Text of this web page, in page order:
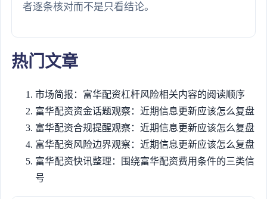
者逐条核对而不是只看结论。
热门文章
市场简报：富华配资杠杆风险相关内容的阅读顺序
富华配资资金话题观察：近期信息更新应该怎么复盘
富华配资合规提醒观察：近期信息更新应该怎么复盘
富华配资风险边界观察：近期信息更新应该怎么复盘
富华配资快讯整理：围绕富华配资费用条件的三类信
号